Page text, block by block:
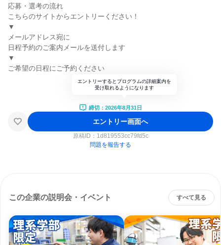
応募・選考の流れ
こちらのサイトからエントリーください！
▼
メールアドレス宛に
日程予約のご案内メールを送付します
▼
ご希望の日程にご予約ください
エントリーするとプログラムの詳細案内を
受け取れるようになります
締切：2026年8月31日
エントリー画面へ
原稿ID： 1d819553cc79fd5c
問題を報告する
この企業の説明会・イベント すべて見る